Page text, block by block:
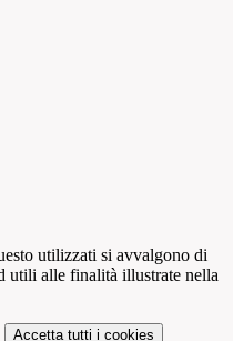
utilizzati si avvalgono di
utili alle finalità illustrate nella
Accetta tutti i cookies